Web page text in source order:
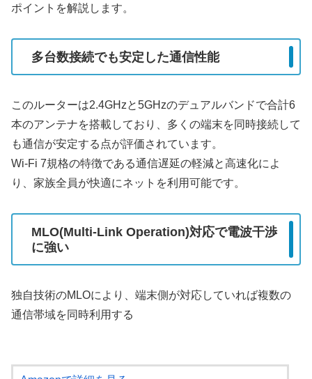
ポイントを解説します。
多台数接続でも安定した通信性能
このルーターは2.4GHzと5GHzのデュアルバンドで合計6
本のアンテナを搭載しており、多くの端末を同時接続して
も通信が安定する点が評価されています。
Wi-Fi 7規格の特徴である通信遅延の軽減と高速化によ
り、家族全員が快適にネットを利用可能です。
MLO(Multi-Link Operation)対応で電波干渉
に強い
独自技術のMLOにより、端末側が対応していれば複数の
通信帯域を同時利用する